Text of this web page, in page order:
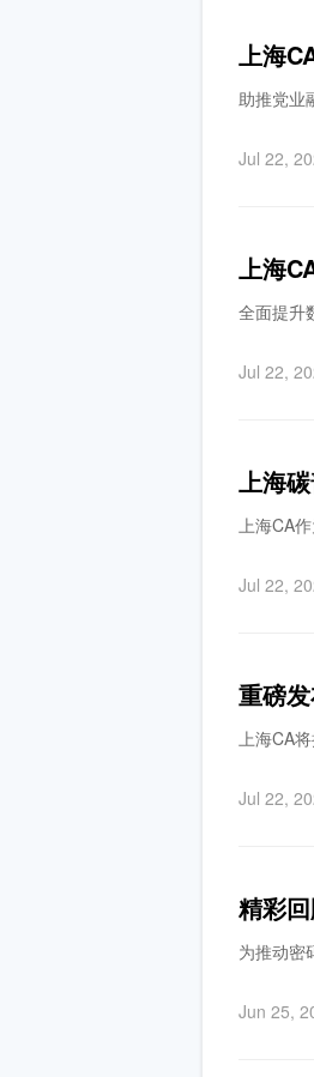
上海
助推党业
Jul 22,
上海
全面提升
Jul 22,
上海
上海CA
Jul 22,
上海CA
Jul 22,
精彩
为推动密
Jun 25,